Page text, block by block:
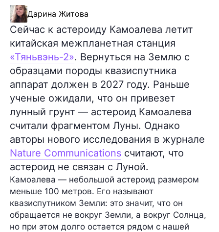
Дарина Житова
Сейчас к астероиду Камоалева летит
китайская межпланетная станция
«Тяньвэнь-2». Вернуться на Землю с
образцами породы квазиспутника
аппарат должен в 2027 году. Раньше
ученые ожидали, что он привезет
лунный грунт — астероид Камоалева
считали фрагментом Луны. Однако
авторы нового исследования в журнале
Nature Communications считают, что
астероид не связан с Луной.
Камоалева — небольшой астероид размером
меньше 100 метров. Его называют
квазиспутником Земли: это значит, что он
обращается не вокруг Земли, а вокруг Солнца,
но при этом долго остается рядом с нашей